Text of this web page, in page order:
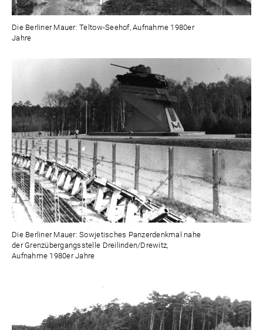
Die Berliner Mauer: Teltow-Seehof, Aufnahme 1980er
Jahre
Die Berliner Mauer: Sowjetisches Panzerdenkmal nahe
der Grenzübergangsstelle Dreilinden/Drewitz,
Aufnahme 1980er Jahre